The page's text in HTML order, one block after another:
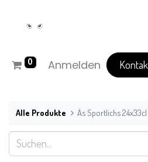
0 Anmelden
Alle Produkte Äs Sportlichs